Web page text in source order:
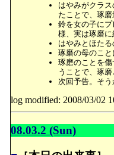
はやみがクラ
たことで、琢
鈴を女の子に
様、実は琢磨
はやみとほた
琢磨の母のこ
琢磨のことを
うことで、琢
次回予告。そう
log modified: 2008/03/02
08.03.2 (Sun)